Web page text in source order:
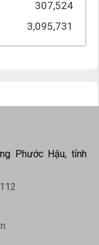
307,524
3,095,731
Phước Hậu, tỉnh